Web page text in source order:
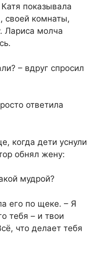
показывала
своей комнаты,
Лариса молча
– вдруг спросил
ответила
когда дети уснули
обнял жену:
мудрой?
его по щеке. – Я
тебя – и твои
что делает тебя